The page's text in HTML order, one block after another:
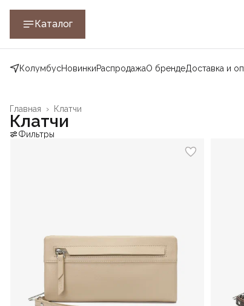
Каталог
КолумбусНовинкиРаспродажаО брендеДоставка и
Клатчи
Главная ›
Клатчи
Фильтры